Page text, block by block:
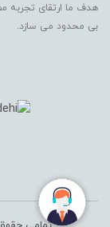
هدف ما ارتقای تجربه
بی محدود می سازد.